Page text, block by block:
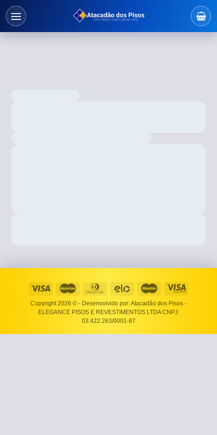
Copyright 2026 © - Desenvolvido por: Atacadão dos Pisos -
ELEGANCE PISOS E REVESTIMENTOS LTDA CNPJ:
03.422.263/0001-87